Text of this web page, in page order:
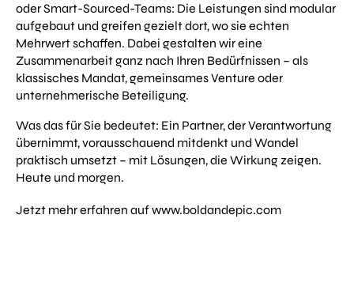
oder Smart-Sourced-Teams: Die Leistungen sind modular
aufgebaut und greifen gezielt dort, wo sie echten
Mehrwert schaffen. Dabei gestalten wir eine
Zusammenarbeit ganz nach Ihren Bedürfnissen – als
klassisches Mandat, gemeinsames Venture oder
unternehmerische Beteiligung.
Was das für Sie bedeutet: Ein Partner, der Verantwortung
übernimmt, vorausschauend mitdenkt und Wandel
praktisch umsetzt – mit Lösungen, die Wirkung zeigen.
Heute und morgen.
Jetzt mehr erfahren aufwww.boldandepic.com